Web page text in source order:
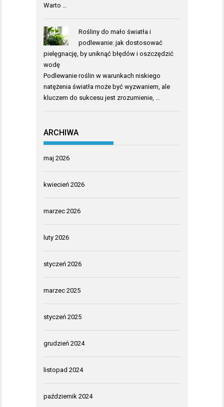
Warto …
Rośliny do mało światła i
podlewanie: jak dostosować
pielęgnację, by uniknąć błędów i oszczędzić
wodę
Podlewanie roślin w warunkach niskiego
natężenia światła może być wyzwaniem, ale
kluczem do sukcesu jest zrozumienie, …
ARCHIWA
maj 2026
kwiecień 2026
marzec 2026
luty 2026
styczeń 2026
marzec 2025
styczeń 2025
grudzień 2024
listopad 2024
październik 2024